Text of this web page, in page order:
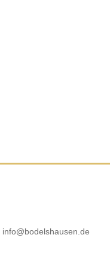
info@bodelshausen.de